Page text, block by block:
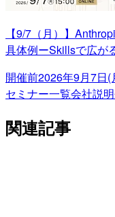
【9/7（月）】
具体例ーSkillsで広が
開催前2026年9月7日(
セミナー一覧会社説
関連記事